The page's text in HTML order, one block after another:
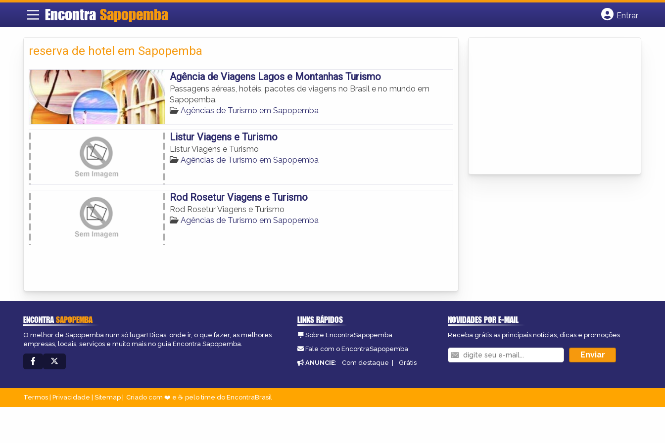
Encontra Sapopemba
Entrar
reserva de hotel em Sapopemba
Agência de Viagens Lagos e Montanhas Turismo
Passagens aéreas, hotéis, pacotes de viagens no Brasil e no mundo em
Sapopemba.
Agências de Turismo em Sapopemba
Listur Viagens e Turismo
Listur Viagens e Turismo
Agências de Turismo em Sapopemba
Rod Rosetur Viagens e Turismo
Rod Rosetur Viagens e Turismo
Agências de Turismo em Sapopemba
ENCONTRASAPOPEMBA
O melhor de Sapopemba num só lugar! Dicas, onde ir, o que fazer, as melhores
empresas, locais, serviços e muito mais no guia Encontra Sapopemba.
LINKS RÁPIDOS
Sobre EncontraSapopemba
Fale com o EncontraSapopemba
ANUNCIE: Com destaque | Grátis
NOVIDADES POR E-MAIL
Receba grátis as principais notícias, dicas e promoções
Termos Privacidade Sitemap Criado com ❤️ e ☕ pelo time do EncontraBrasil